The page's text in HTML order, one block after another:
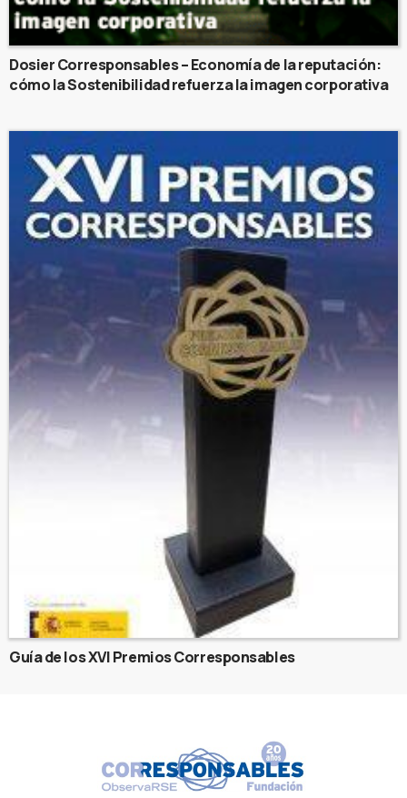
Dosier Corresponsables – Economía de la reputación:
cómo la Sostenibilidad refuerza la imagen corporativa
Guía de los XVI Premios Corresponsables